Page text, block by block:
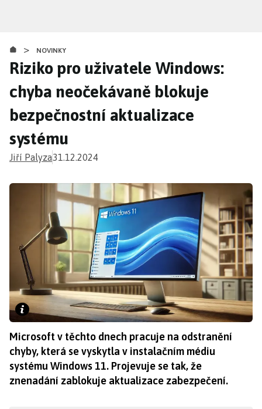
obsahu
> NOVINKY
Riziko pro uživatele Windows:
chyba neočekávaně blokuje
bezpečnostní aktualizace
systému
Jiří Palyza31.12.2024
Microsoft v těchto dnech pracuje na odstranění
chyby, která se vyskytla v instalačním médiu
systému Windows 11. Projevuje se tak, že
znenadání zablokuje aktualizace zabezpečení.